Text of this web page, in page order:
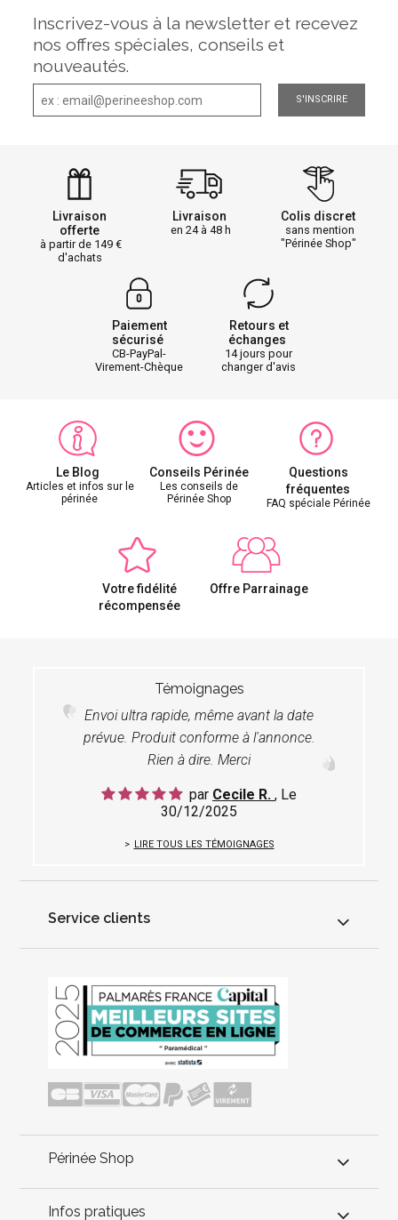
Inscrivez-vous à la newsletter et recevez
nos offres spéciales, conseils et
nouveautés.
S'INSCRIRE
Livraison
offerte
à partir de 149
d'achats
Livraison
en 24 à 48 h
Colis discret
sans mention
"Périnée Shop"
Paiement
sécurisé
CB-PayPal-
Virement-Chèque
Retours et
échanges
14 jours pour
changer d'avis
Le Blog
Articles et infos sur le
périnée
Conseils Périnée
Les conseils de
Périnée Shop
Questions
fréquentes
FAQ spéciale Périnée
Votre fidélité
récompensée
Offre Parrainage
Témoignages
Envoi ultra rapide, même avant la date
prévue. Produit conforme à l'annonce.
Rien à dire. Merci
par Cecile R. , Le
30/12/2025
LIRE TOUS LES TÉMOIGNAGES
Service clients
Périnée Shop
Infos pratiques